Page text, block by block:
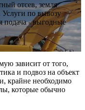
отсев, земля
Услуги по вывозу
подача - выгодные
зависит от того,
и подвоз на объект
крайне необходимо
которые обычно